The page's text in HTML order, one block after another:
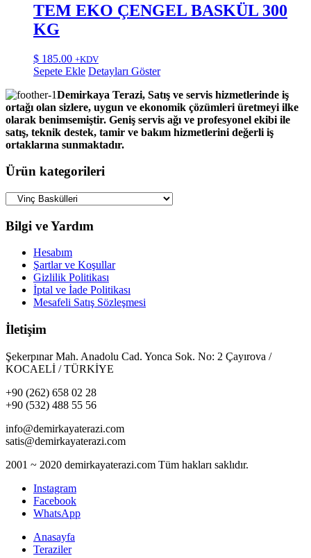
TEM EKO ÇENGEL BASKÜL 300
KG
$ 185.00 +KDV
Sepete Ekle Detayları Göster
Demirkaya Terazi, Satış ve servis hizmetlerinde iş
ortağı olan sizlere, uygun ve ekonomik çözümleri üretmeyi ilke
olarak benimsemiştir. Geniş servis ağı ve profesyonel ekibi ile
satış, teknik destek, tamir ve bakım hizmetlerini değerli iş
ortaklarına sunmaktadır.
Ürün kategorileri
Bilgi ve Yardım
Hesabım
Şartlar ve Koşullar
Gizlilik Politikası
İptal ve İade Politikası
Mesafeli Satış Sözleşmesi
İletişim
Şekerpınar Mah. Anadolu Cad. Yonca Sok. No: 2 Çayırova /
KOCAELİ / TÜRKİYE
+90 (262) 658 02 28
+90 (532) 488 55 56
info@demirkayaterazi.com
satis@demirkayaterazi.com
2001 ~ 2020 demirkayaterazi.com Tüm hakları saklıdır.
Instagram
Facebook
WhatsApp
Anasayfa
Teraziler